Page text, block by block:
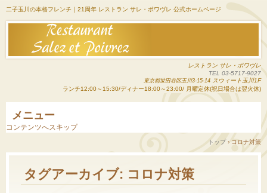
二子玉川の本格フレンチ｜21周年 レストラン サレ・ポワヴレ 公式ホームページ
レストラン サレ・ポワヴレ
TEL 03-5717-9027
東京都世田谷区玉川3-15-14 スウィート玉川1F
ランチ12:00～15:30/ディナー18:00～23:00/ 月曜定休(祝日場合は翌火休)
メニュー
コンテンツへスキップ
トップ › コロナ対策
タグアーカイブ: コロナ対策